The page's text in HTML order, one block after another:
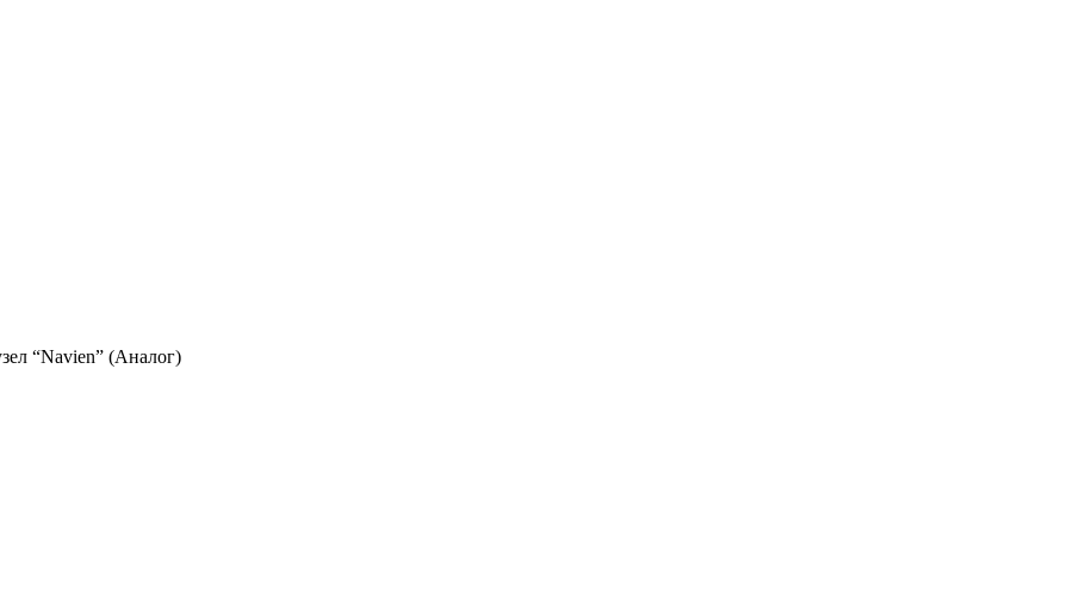
“Navien” (Аналог)